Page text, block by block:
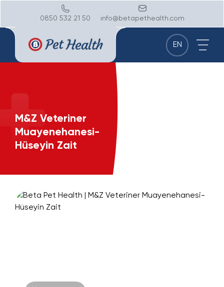
0850 532 21 50 info@betapethealth.com
EN
M&Z Veteriner
Muayenehanesi-
Hüseyin Zait